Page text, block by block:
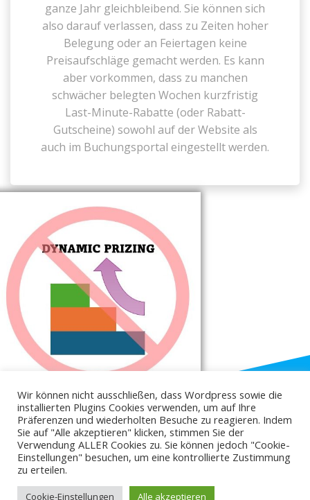
ganze Jahr gleichbleibend. Sie können sich
also darauf verlassen, dass zu Zeiten hoher
Belegung oder an Feiertagen keine
Preisaufschläge gemacht werden. Es kann
aber vorkommen, dass zu manchen
schwächer belegten Wochen kurzfristig
Last-Minute-Rabatte (oder Rabatt-
Gutscheine) sowohl auf der Website als
auch im Buchungsportal eingestellt werden.
© 2026 Klemmbachidyll. Created for free using
WordPress andColibri
Wir können nicht ausschließen, dass Wordpress sowie die
installierten Plugins Cookies verwenden, um auf Ihre
Präferenzen und wiederholten Besuche zu reagieren. Indem
Sie auf "Alle akzeptieren" klicken, stimmen Sie der
Verwendung ALLER Cookies zu. Sie können jedoch "Cookie-
Einstellungen" besuchen, um eine kontrollierte Zustimmung
zu erteilen.
Cookie-Einstellungen Alle akzeptieren